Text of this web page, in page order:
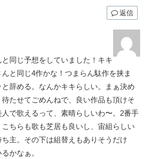
返信
同じ予想をしていました！キキ
と同じ4作かな！つまらん駄作を挟ま
辞める。なんかキキらしい。まぁ決め
たせてごめんねで、良い作品も頂けそ
で歌えるって、素晴らしいわ〜。2番手
ちらも歌も芝居も良いし、宙組らしい
主。その下は組替えもありそうだけ
かなぁ。